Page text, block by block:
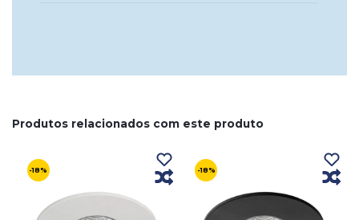
Produtos relacionados com este produto
-18% -18%